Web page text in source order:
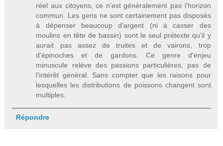
réel aux citoyens, ce n'est généralement pas l'horizon
commun. Les gens ne sont certainement pas disposés
à dépenser beaucoup d'argent (ni à casser des
moulins en tête de bassin) sont le seul prétexte qu'il y
aurait pas assez de truites et de vairons, trop
d'épinoches et de gardons. Ce genre d'enjeu
minuscule relève des passions particulières, pas de
l'intérêt général. Sans compter que les raisons pour
lesquelles les distributions de poissons changent sont
multiples.
Répondre